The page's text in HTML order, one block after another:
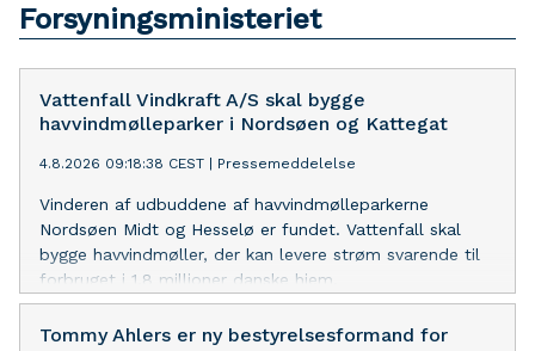
Forsyningsministeriet
Vattenfall Vindkraft A/S skal bygge
havvindmølleparker i Nordsøen og Kattegat
4.8.2026 09:18:38 CEST Pressemeddelelse
Vinderen af udbuddene af havvindmølleparkerne
Nordsøen Midt og Hesselø er fundet. Vattenfall skal
bygge havvindmøller, der kan levere strøm svarende til
forbruget i 1,8 millioner danske hjem.
Tommy Ahlers er ny bestyrelsesformand for